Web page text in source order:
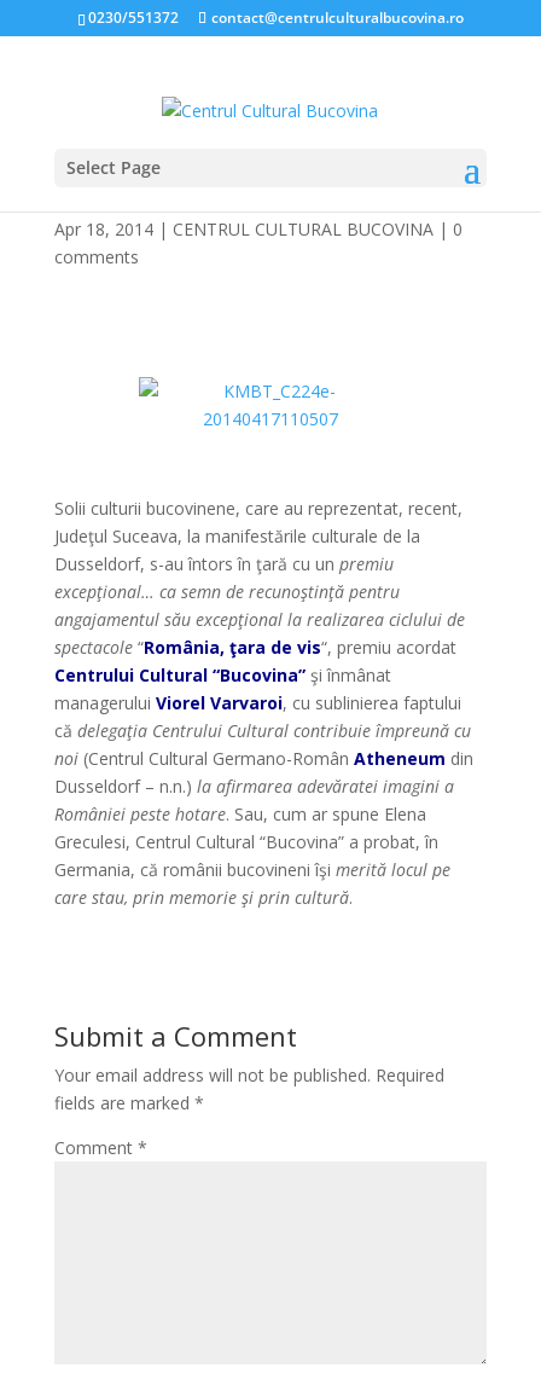
0230/551372 contact@centrulculturalbucovina.ro
Select Page
“Diplomaţi”, în Germania
Apr 18, 2014| CENTRUL CULTURAL BUCOVINA| 0
comments
Solii culturii bucovinene, care au reprezentat, recent,
Judeţul Suceava, la manifestările culturale de la
Dusseldorf, s-au întors în ţară cu un premiu
excepţional… ca semn de recunoştinţă pentru
angajamentul său excepţional la realizarea ciclului de
spectacole“România, ţara de vis“, premiu acordat
Centrului Cultural “Bucovina”şi înmânat
managerului Viorel Varvaroi, cu sublinierea faptului
că delegaţia Centrului Cultural contribuie împreună cu
noi (Centrul Cultural Germano-Român Atheneum din
Dusseldorf – n.n.) la afirmarea adevăratei imagini a
României peste hotare. Sau, cum ar spune Elena
Greculesi, Centrul Cultural “Bucovina” a probat, în
Germania, că românii bucovineni îşi merită locul pe
care stau, prin memorie şi prin cultură.
Submit a Comment
Your email address will not be published. Required
fields are marked *
Comment *